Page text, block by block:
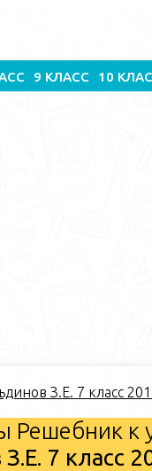
9 КЛАСС 10
З.Е. 7 класс
к
З.Е. 7 класс